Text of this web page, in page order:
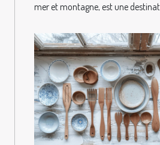
mer et montagne, est une